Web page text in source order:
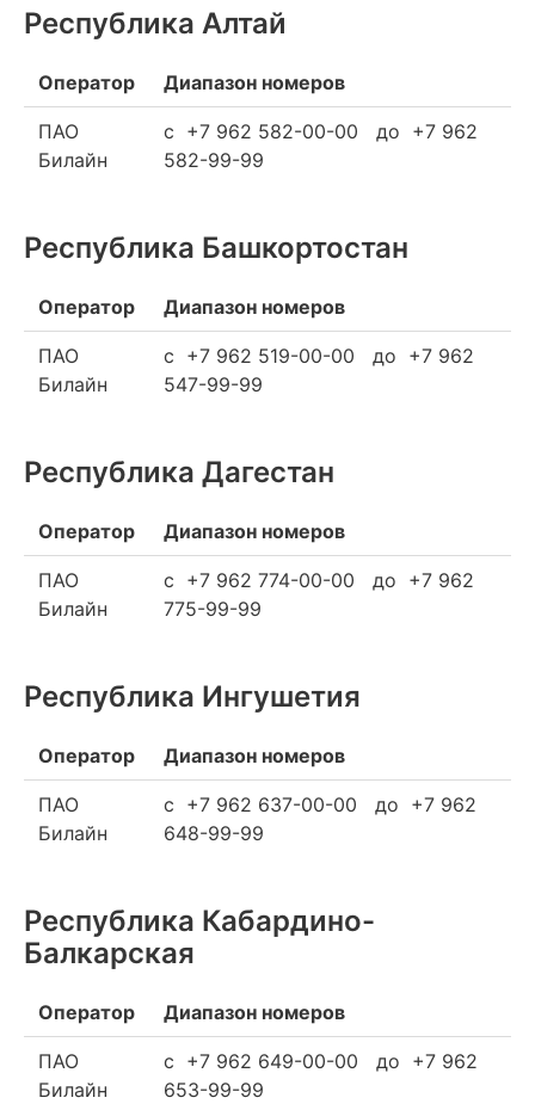
Республика Алтай
Оператор Диапазон номеров
ПАО
Билайн
c +7 962 582-00-00 до +7 962
582-99-99
Республика Башкортостан
Оператор Диапазон номеров
ПАО
Билайн
c +7 962 519-00-00 до +7 962
547-99-99
Республика Дагестан
Оператор Диапазон номеров
ПАО
Билайн
c +7 962 774-00-00 до +7 962
775-99-99
Республика Ингушетия
Оператор Диапазон номеров
ПАО
Билайн
c +7 962 637-00-00 до +7 962
648-99-99
Республика Кабардино-
Балкарская
Оператор Диапазон номеров
ПАО
Билайн
c +7 962 649-00-00 до +7 962
653-99-99